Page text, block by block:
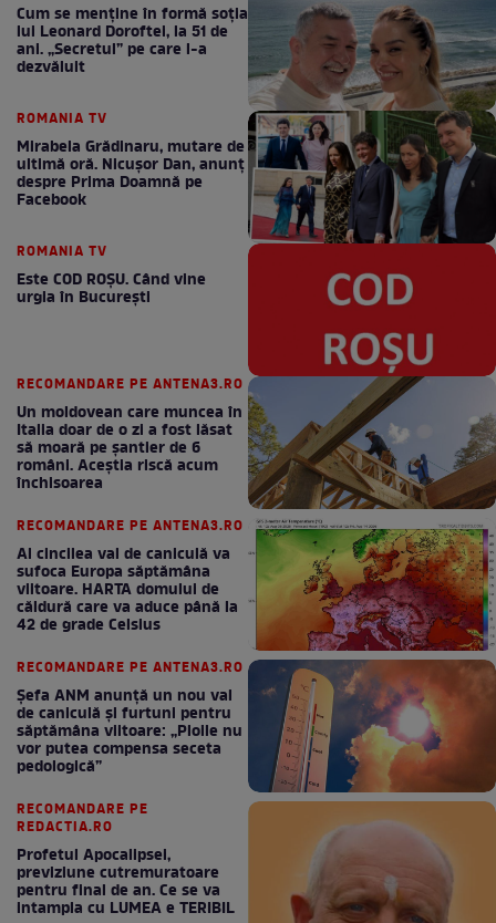
Cum se menţine în formă soţia
lui Leonard Doroftei, la 51 de
ani. „Secretul” pe care l-a
dezvăluit
ROMANIA TV
Mirabela Grădinaru, mutare de
ultimă oră. Nicuşor Dan, anunţ
despre Prima Doamnă pe
Facebook
ROMANIA TV
Este COD ROŞU. Când vine
urgia în Bucureşti
RECOMANDARE PE ANTENA3.RO
Un moldovean care muncea în
Italia doar de o zi a fost lăsat
să moară pe şantier de 6
români. Aceștia riscă acum
închisoarea
RECOMANDARE PE ANTENA3.RO
Al cincilea val de caniculă va
sufoca Europa săptămâna
viitoare. HARTA domului de
căldură care va aduce până la
42 de grade Celsius
RECOMANDARE PE ANTENA3.RO
Șefa ANM anunță un nou val
de caniculă și furtuni pentru
săptămâna viitoare: „Ploile nu
vor putea compensa seceta
pedologică”
RECOMANDARE PE
REDACTIA.RO
Profetul Apocalipsei,
previziune cutremuratoare
pentru final de an. Ce se va
intampla cu LUMEA e TERIBIL